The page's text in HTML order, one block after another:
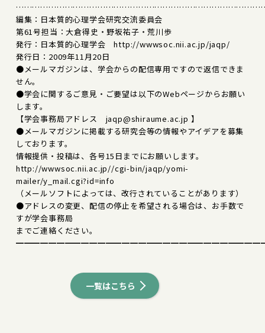
編集：日本質的心理学会研究交流委員会
第61号担当：大倉得史・野坂祐子・荒川歩
発行：日本質的心理学会 http://wwwsoc.nii.ac.jp/jaqp/
発行日：2009年11月20日
●メールマガジンは、学会からの配信専用ですので返信できま
せん。
●学会に関するご意見・ご要望は以下のWebページからお願い
します。
【学会事務局アドレス jaqp@shiraume.ac.jp 】
●メールマガジンに掲載する研究会等の情報やアイデアを募集
しております。
情報提供・投稿は、各号15日までにお願いします。
http://wwwsoc.nii.ac.jp//cgi-bin/jaqp/yomi-
mailer/y_mail.cgi?id=info
（メールソフトによっては、改行されていることがあります）
●アドレスの変更、配信の停止を希望される場合は、お手数で
すが学会事務局
までご連絡ください。
一覧はこちら